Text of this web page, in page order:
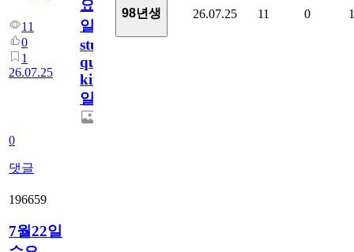
11
0
1
26.07.25
0
댓글
요
일/English
study
quiz
king765
일
98년생 26.07.25 11 0 1
196659
7월22일